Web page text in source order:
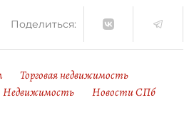
Поделиться:
Торговая недвижимость
Недвижимость Новости СПб